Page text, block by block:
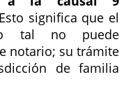
significa que el
tal no puede
notario; su trámite
de familia